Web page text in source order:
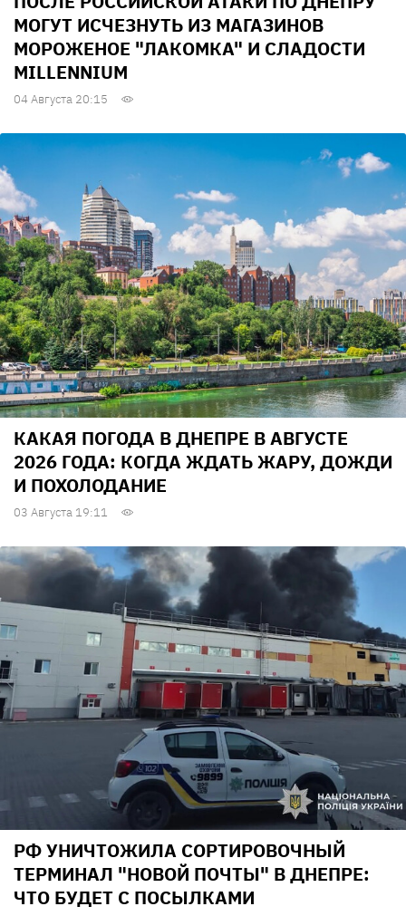
МОГУТ ИСЧЕЗНУТЬ ИЗ МАГАЗИНОВ
МОРОЖЕНОЕ "ЛАКОМКА" И СЛАДОСТИ
MILLENNIUM
04 Августа 20:15
КАКАЯ ПОГОДА В ДНЕПРЕ В АВГУСТЕ
2026 ГОДА: КОГДА ЖДАТЬ ЖАРУ, ДОЖДИ
И ПОХОЛОДАНИЕ
03 Августа 19:11
РФ УНИЧТОЖИЛА СОРТИРОВОЧНЫЙ
ТЕРМИНАЛ "НОВОЙ ПОЧТЫ" В ДНЕПРЕ:
ЧТО БУДЕТ С ПОСЫЛКАМИ